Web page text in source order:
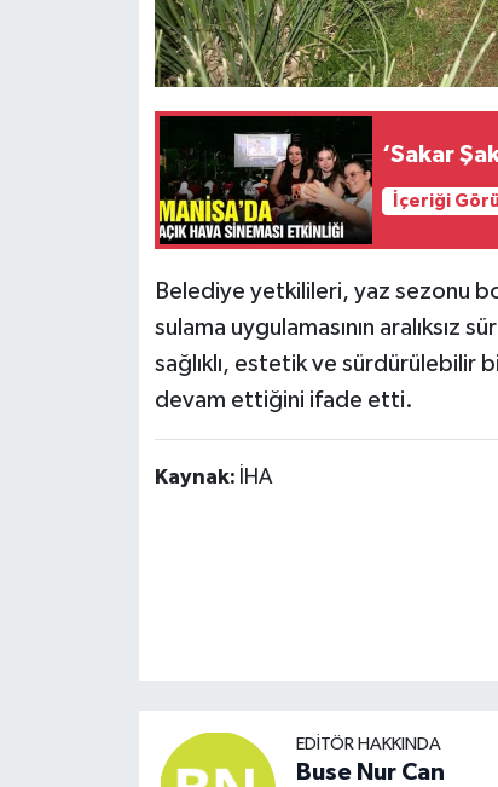
‘Sakar
İçeriği
Belediye yetkilileri, yaz sezonu
sulama uygulamasının aralıksız
sağlıklı, estetik ve sürdürülebilir
devam ettiğini ifade etti.
Kaynak: İHA
EDITÖR HAKKINDA
Buse Nur Can